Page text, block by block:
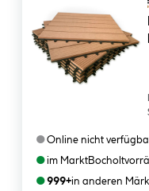
●Online nicht
●im MarktBocholt
●999+in anderen